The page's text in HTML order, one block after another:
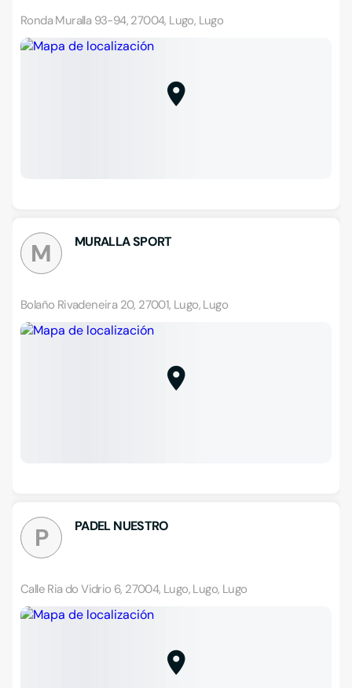
Ronda Muralla 93-94, 27004, Lugo, Lugo
M MURALLA SPORT
Bolaño Rivadeneira 20, 27001, Lugo, Lugo
P PADEL NUESTRO
Calle Ria do Vidrio 6, 27004, Lugo, Lugo, Lugo